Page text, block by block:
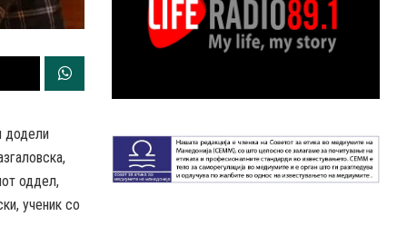
додели
оддел,
ученик со